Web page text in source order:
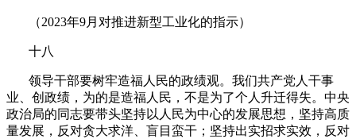
（2023年9月对推进新型工业化的指示）
十八
领导干部要树牢造福人民的政绩观。我们共产党人干事
业、创政绩，为的是造福人民，不是为了个人升迁得失。中央
政治局的同志要带头坚持以人民为中心的发展思想，坚持高质
量发展，反对贪大求洋、盲目蛮干；坚持出实招求实效，反对